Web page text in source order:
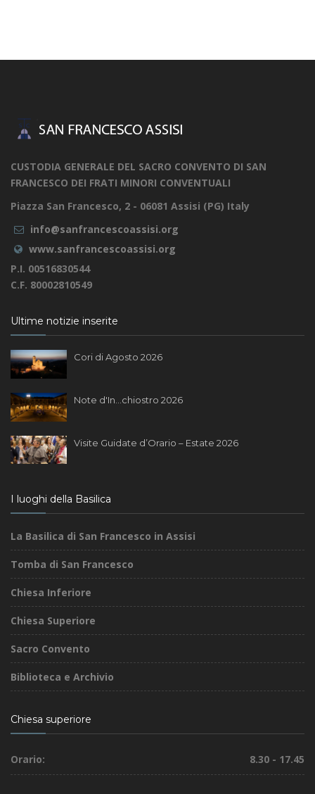
CUSTODIA GENERALE DEL SACRO CONVENTO DI SAN
FRANCESCO DEI FRATI MINORI CONVENTUALI
Piazza San Francesco, 2 - 06081 Assisi (PG) Italy
info@sanfrancescoassisi.org
www.sanfrancescoassisi.org
P.I. 00516830544
C.F. 80002810549
Ultime notizie inserite
Cori di Agosto 2026
Note d'In...chiostro 2026
Visite Guidate d’Orario – Estate 2026
I luoghi della Basilica
La Basilica di San Francesco in Assisi
Tomba di San Francesco
Chiesa Inferiore
Chiesa Superiore
Sacro Convento
Biblioteca e Archivio
Chiesa superiore
Orario: 8.30 - 17.45